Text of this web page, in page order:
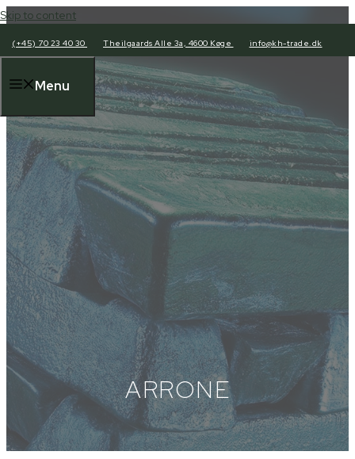
Skip to content
(+45) 70 23 40 30 Theilgaards Alle 3a, 4600 Køge info@kh-trade.dk
Menu
ARRONE